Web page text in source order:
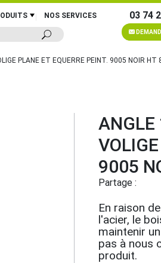
NOS SERVICES 03 74
PLANE ET EQUERRE PEINT. 9005 NOIR HT
ANGLE
9005
Partage :
En raison
l'acier, le
maintenir
pas à nous
produit.